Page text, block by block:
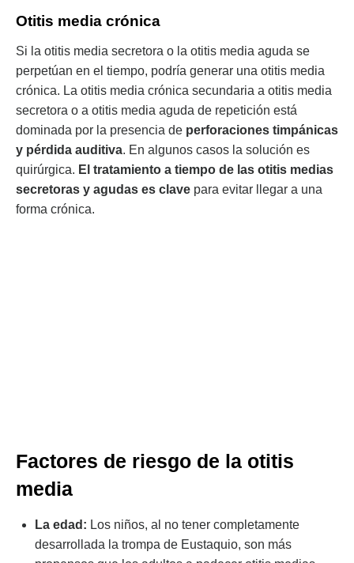
Otitis media crónica
Si la otitis media secretora o la otitis media aguda se
perpetúan en el tiempo, podría generar una otitis media
crónica. La otitis media crónica secundaria a otitis media
secretora o a otitis media aguda de repetición está
dominada por la presencia de perforaciones timpánicas
y pérdida auditiva. En algunos casos la solución es
quirúrgica. El tratamiento a tiempo de las otitis medias
secretoras y agudas es clave para evitar llegar a una
forma crónica.
Factores de riesgo de la otitis
media
La edad: Los niños, al no tener completamente
desarrollada la trompa de Eustaquio, son más